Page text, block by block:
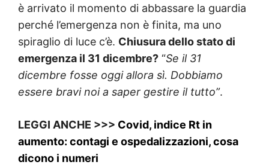
è arrivato il momento di abbassare la guardia
perché l’emergenza non è finita, ma uno
spiraglio di luce c’è. Chiusura dello stato di
emergenza il 31 dicembre? “Se il 31
dicembre fosse oggi allora sì. Dobbiamo
essere bravi noi a saper gestire il tutto”.
LEGGI ANCHE >>> Covid, indice Rt in
aumento: contagi e ospedalizzazioni, cosa
dicono i numeri